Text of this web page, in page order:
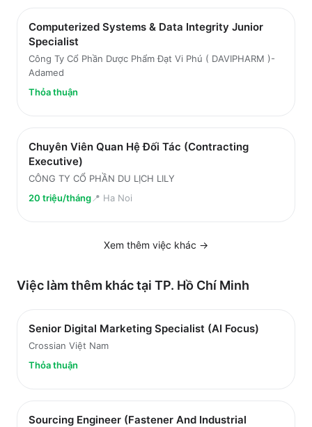
Computerized Systems & Data Integrity Junior
Specialist
Công Ty Cổ Phần Dược Phẩm Đạt Vi Phú ( DAVIPHARM )-
Adamed
Thỏa thuận
Chuyên Viên Quan Hệ Đối Tác (Contracting
Executive)
CÔNG TY CỔ PHẦN DU LỊCH LILY
20 triệu/tháng📍 Ha Noi
Xem thêm việc khác →
Việc làm thêm khác tại TP. Hồ Chí Minh
Senior Digital Marketing Specialist (AI Focus)
Crossian Việt Nam
Thỏa thuận
Sourcing Engineer (Fastener And Industrial